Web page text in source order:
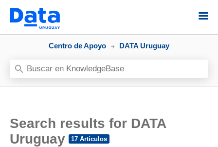
Centro de Apoyo DATA Uruguay
Search results for DATA
Uruguay